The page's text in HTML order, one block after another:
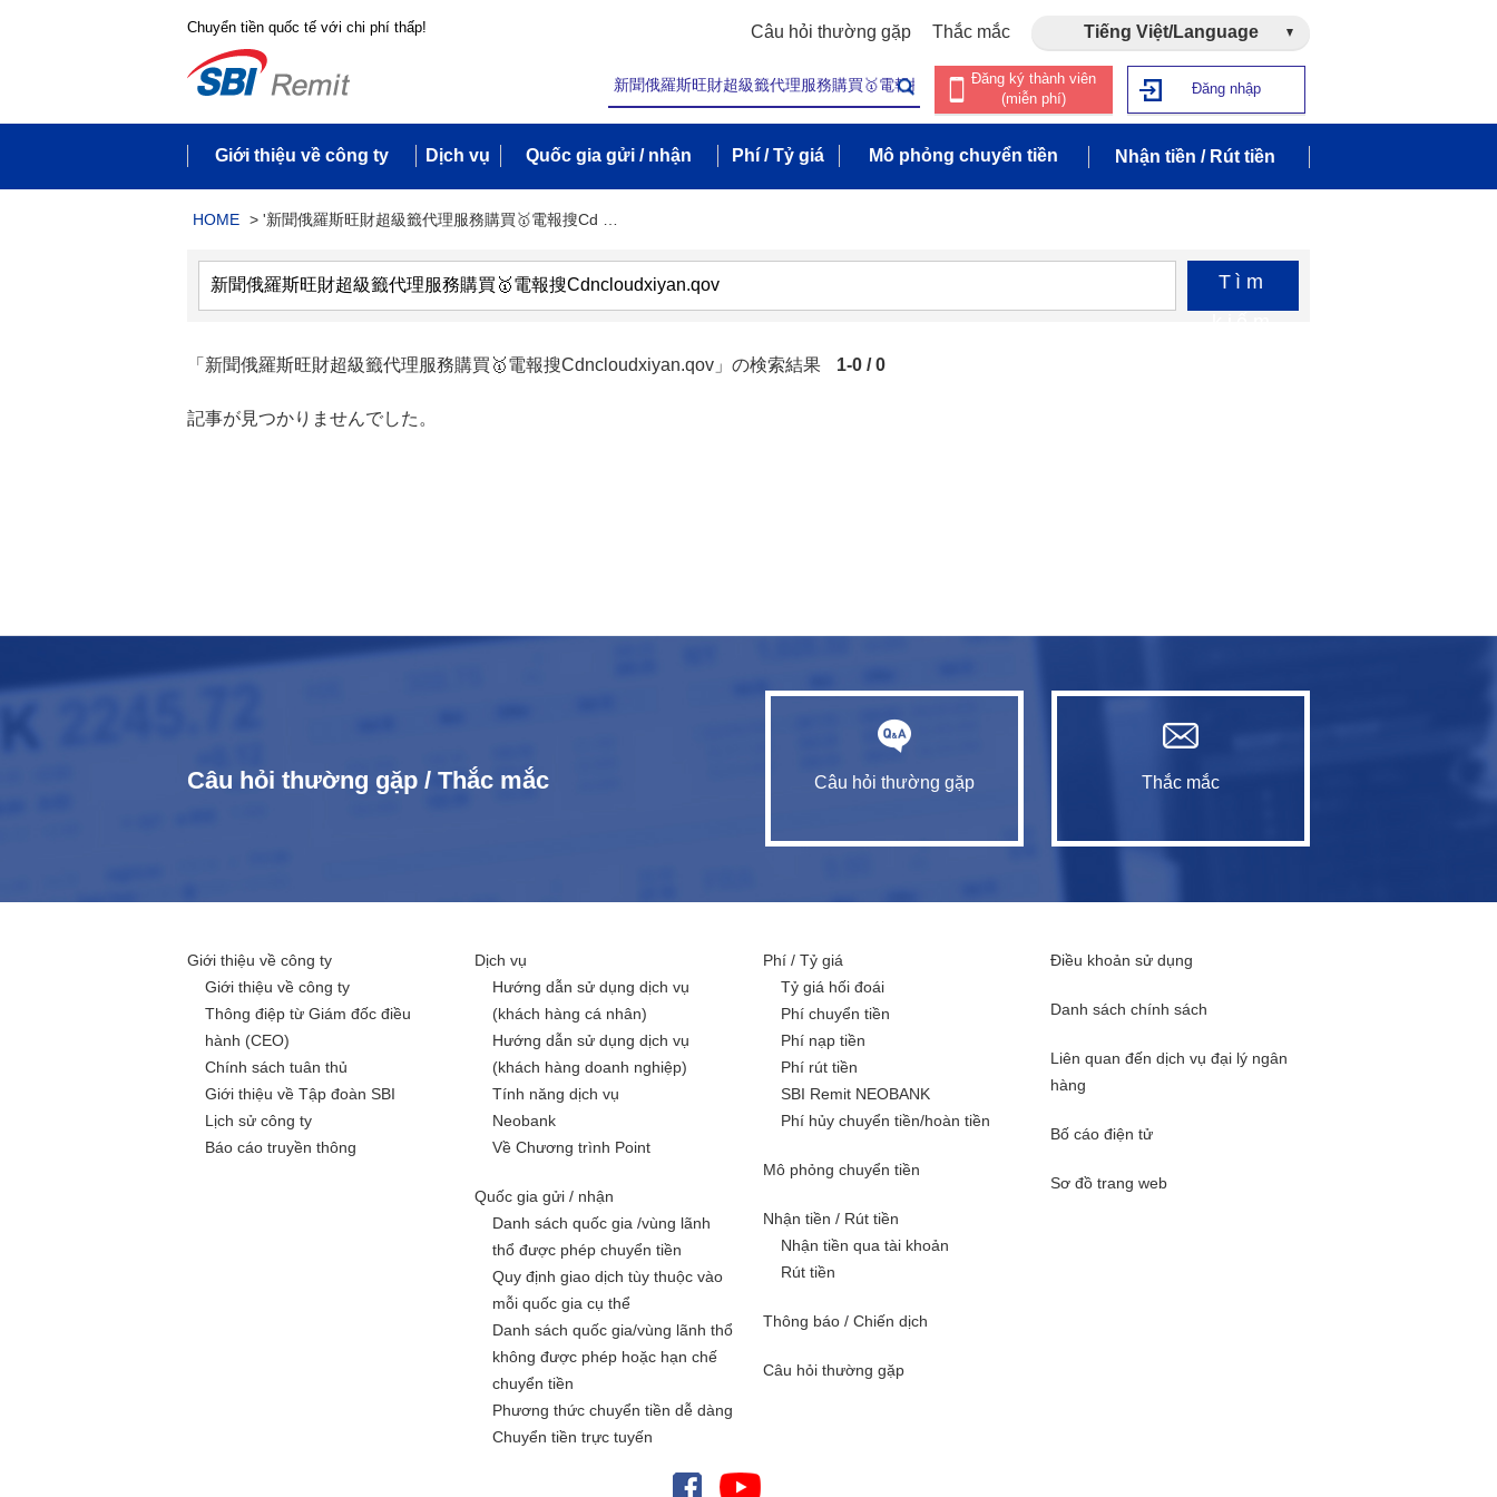
Chuyển tiền quốc tế với chi phí thấp! Câu hỏi thường gặp Thắc mắc Tiếng Việt/Language
Đăng ký thành viên
(miễn phí)
Đăng nhập
Giới thiệu về công ty Dịch vụ Quốc gia gửi / nhận Phí / Tỷ giá Mô phỏng chuyển tiền Nhận tiền / Rút tiền
HOME > '新聞俄羅斯旺財超級籤代理服務購買🥇電報搜Cd …
Tìm
「新聞俄羅斯旺財超級籤代理服務購買🥇電報搜Cdncloudxiyan.qov」の検索結果 1-0 / 0
記事が見つかりませんでした。
Câu hỏi thường gặp / Thắc mắc Câu hỏi thường gặp Thắc mắc
Giới thiệu về công ty
Giới thiệu về công ty
Thông điệp từ Giám đốc điều
hành (CEO)
Chính sách tuân thủ
Giới thiệu về Tập đoàn SBI
Lịch sử công ty
Báo cáo truyền thông
Dịch vụ
Hướng dẫn sử dụng dịch vụ
(khách hàng cá nhân)
Hướng dẫn sử dụng dịch vụ
(khách hàng doanh nghiệp)
Tính năng dịch vụ
Neobank
Về Chương trình Point
Quốc gia gửi / nhận
Danh sách quốc gia /vùng lãnh
thổ được phép chuyển tiền
Quy định giao dịch tùy thuộc vào
mỗi quốc gia cụ thể
Danh sách quốc gia/vùng lãnh thổ
không được phép hoặc hạn chế
chuyển tiền
Phương thức chuyển tiền dễ dàng
Chuyển tiền trực tuyến
Phí / Tỷ giá
Tỷ giá hối đoái
Phí chuyển tiền
Phí nạp tiền
Phí rút tiền
SBI Remit NEOBANK
Phí hủy chuyển tiền/hoàn tiền
Mô phỏng chuyển tiền
Nhận tiền / Rút tiền
Nhận tiền qua tài khoản
Rút tiền
Thông báo / Chiến dịch
Câu hỏi thường gặp
Điều khoản sử dụng
Danh sách chính sách
Liên quan đến dịch vụ đại lý ngân
hàng
Bố cáo điện tử
Sơ đồ trang web